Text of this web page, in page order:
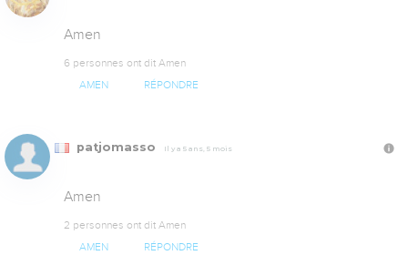
Amen
6 personnes ont dit Amen
AMEN RÉPONDRE
patjomasso Il y a 5 ans, 5 mois
Amen
2 personnes ont dit Amen
AMEN RÉPONDRE